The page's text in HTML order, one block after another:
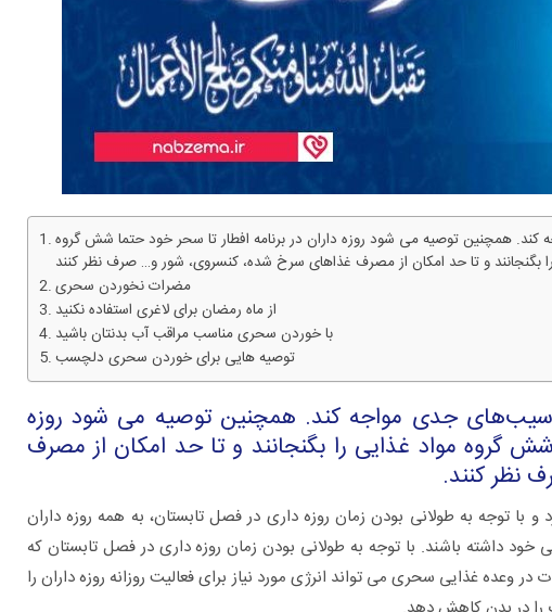
همچنین توصیه می شود روزه داران در برنامه افطار تا سحر خود حتما شش گروه
مضرات نخوردن سحری
از ماه رمضان برای لاغری استفاده نکنید
با خوردن سحری مناسب مراقب آب بدنتان باشید
توصیه هایی برای خوردن سحری دلچسب
جدی مواجه کند. همچنین توصیه می شود روزه
گروه مواد غذایی را بگنجانند و تا حد امکان از مصرف
نظر کنند.
توجه به طولانی بودن زمان روزه داری در فصل تابستان، به همه روزه داران
داشته باشند. با توجه به طولانی بودن زمان روزه داری در فصل تابستان که
در وعده غذایی سحری می تواند انرژی مورد نیاز برای فعالیت روزانه روزه داران را
+ویدئو
برای چه بیماری هایی به متخصص اورولوژی
مراجعه کنیم؟